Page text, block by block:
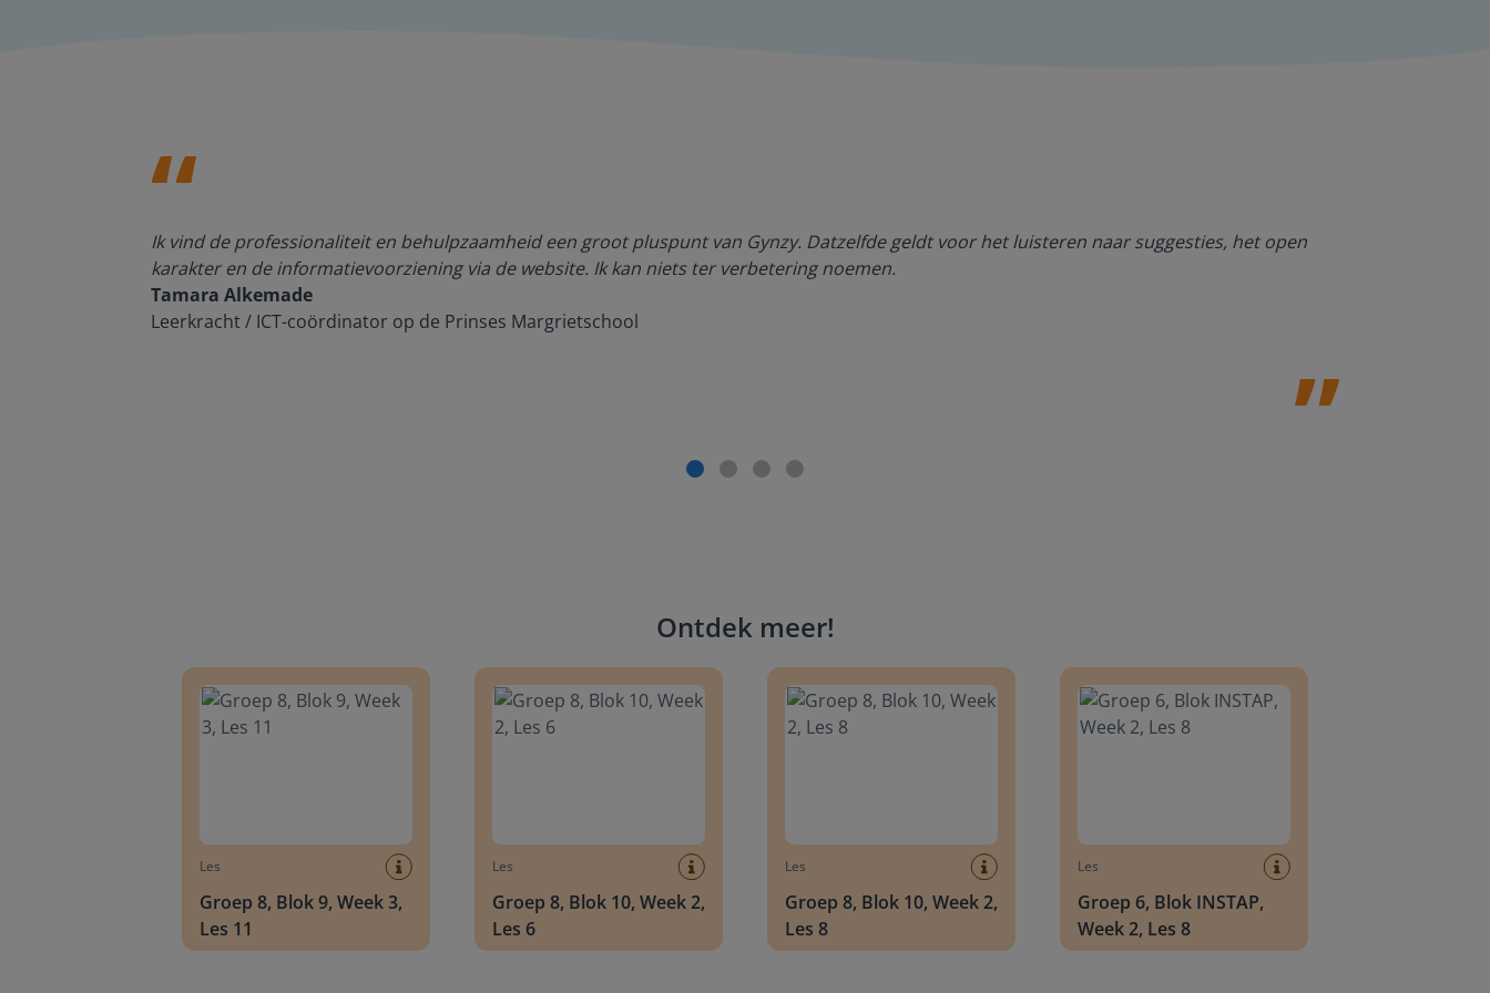
Ik vind de professionaliteit en behulpzaamheid een groot pluspunt van Gynzy. Datzelfde geldt voor het luisteren naar suggesties, het open
karakter en de informatievoorziening via de website. Ik kan niets ter verbetering noemen.
Tamara Alkemade
Leerkracht / ICT-coördinator op de Prinses Margrietschool
Ontdek meer!
Les
Groep 8, Blok 9, Week 3,
Les 11
Les
Groep 8, Blok 10, Week 2,
Les 6
Les
Groep 8, Blok 10, Week 2,
Les 8
Les
Groep 6, Blok INSTAP,
Week 2, Les 8